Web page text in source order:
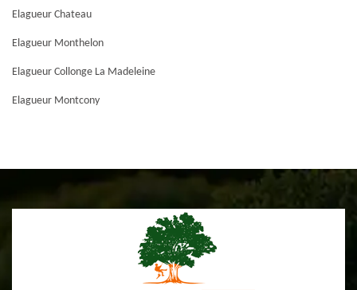
Elagueur Chateau
Elagueur Monthelon
Elagueur Collonge La Madeleine
Elagueur Montcony